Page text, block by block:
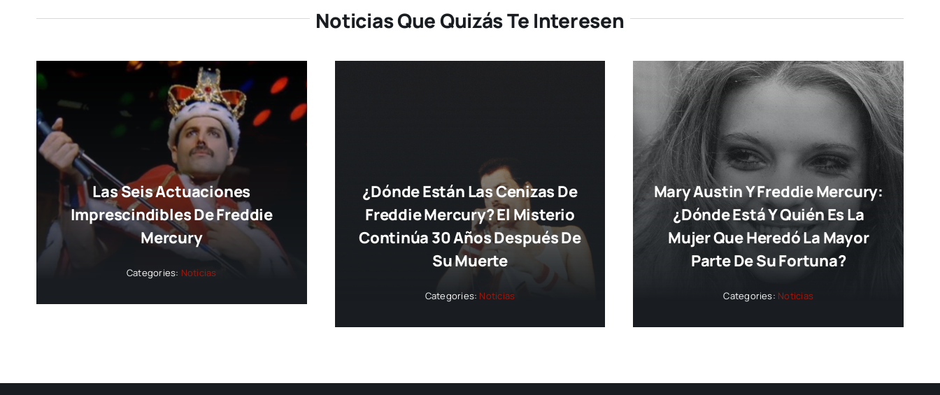
Noticias Que Quizás Te Interesen
Las Seis Actuaciones
Imprescindibles De Freddie
Mercury
Categories: Noticias
¿Dónde Están Las Cenizas De
Freddie Mercury? El Misterio
Continúa 30 Años Después De
Su Muerte
Categories: Noticias
Mary Austin Y Freddie Mercury:
¿dónde Está Y Quién Es La
Mujer Que Heredó La Mayor
Parte De Su Fortuna?
Categories: Noticias